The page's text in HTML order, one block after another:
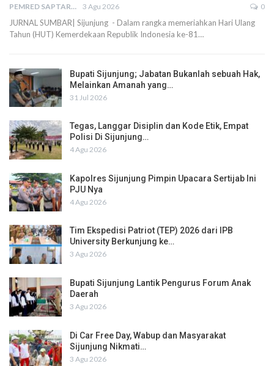
PEMRED SAPTARIUS 3 Agu 2026 0
JURNAL SUMBAR| Sijunjung - Dalam rangka memeriahkan Hari Ulang
Tahun (HUT) Kemerdekaan Republik Indonesia ke-81…
Bupati Sijunjung; Jabatan Bukanlah sebuah Hak,
Melainkan Amanah yang…
31 Jul 2026
Tegas, Langgar Disiplin dan Kode Etik, Empat
Polisi Di Sijunjung…
4 Agu 2026
Kapolres Sijunjung Pimpin Upacara Sertijab Ini
PJU Nya
4 Agu 2026
Tim Ekspedisi Patriot (TEP) 2026 dari IPB
University Berkunjung ke…
3 Agu 2026
Bupati Sijunjung Lantik Pengurus Forum Anak
Daerah
3 Agu 2026
Di Car Free Day, Wabup dan Masyarakat
Sijunjung Nikmati…
3 Agu 2026